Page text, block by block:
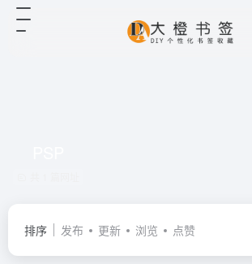
排序 发布 更新 浏览 点赞